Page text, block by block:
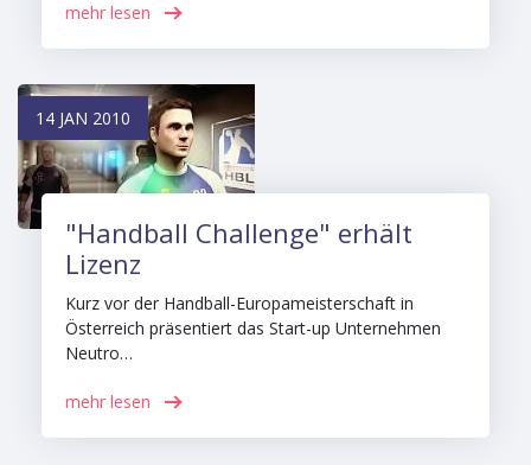
mehr lesen
14 JAN 2010
"Handball Challenge" erhält
Lizenz
Kurz vor der Handball-Europameisterschaft in
Österreich präsentiert das Start-up Unternehmen
Neutro…
mehr lesen